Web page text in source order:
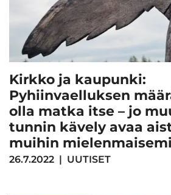
Kirkko ja kaupunki:
Pyhiinvaelluksen
olla matka itse – jo
tunnin kävely avaa
muihin
26.7.2022 | UUTISET